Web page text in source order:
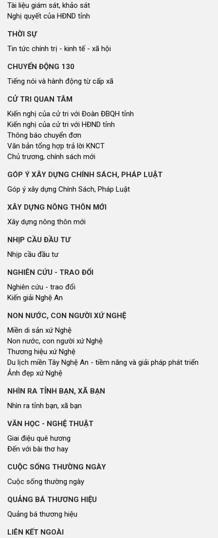
Tài liệu giám sát, khảo sát
Nghị quyết của HĐND tỉnh
THỜI SỰ
Tin tức chính trị - kinh tế - xã hội
CHUYỂN ĐỘNG 130
Tiếng nói và hành động từ cấp xã
CỬ TRI QUAN TÂM
Kiến nghị của cử tri với Đoàn ĐBQH tỉnh
Kiến nghị của cử tri với HĐND tỉnh
Thông báo chuyển đơn
Văn bản tổng hợp trả lời KNCT
Chủ trương, chính sách mới
GÓP Ý XÂY DỰNG CHÍNH SÁCH, PHÁP LUẬT
Góp ý xây dựng Chính Sách, Pháp Luật
XÂY DỰNG NÔNG THÔN MỚI
Xây dựng nông thôn mới
NHỊP CẦU ĐẦU TƯ
Nhịp cầu đầu tư
NGHIÊN CỨU - TRAO ĐỔI
Nghiên cứu - trao đổi
Kiến giải Nghệ An
NON NƯỚC, CON NGƯỜI XỨ NGHỆ
Miền di sản xứ Nghệ
Non nước, con người xứ Nghệ
Thương hiệu xứ Nghệ
Du lịch miền Tây Nghệ An - tiềm năng và giải pháp phát triển
Ảnh đẹp xứ Nghệ
NHÌN RA TỈNH BẠN, XÃ BẠN
Nhìn ra tỉnh bạn, xã bạn
VĂN HỌC - NGHỆ THUẬT
Giai điệu quê hương
Đến với bài thơ hay
CUỘC SỐNG THƯỜNG NGÀY
Cuộc sống thường ngày
QUẢNG BÁ THƯƠNG HIỆU
Quảng bá thương hiệu
LIÊN KẾT NGOÀI